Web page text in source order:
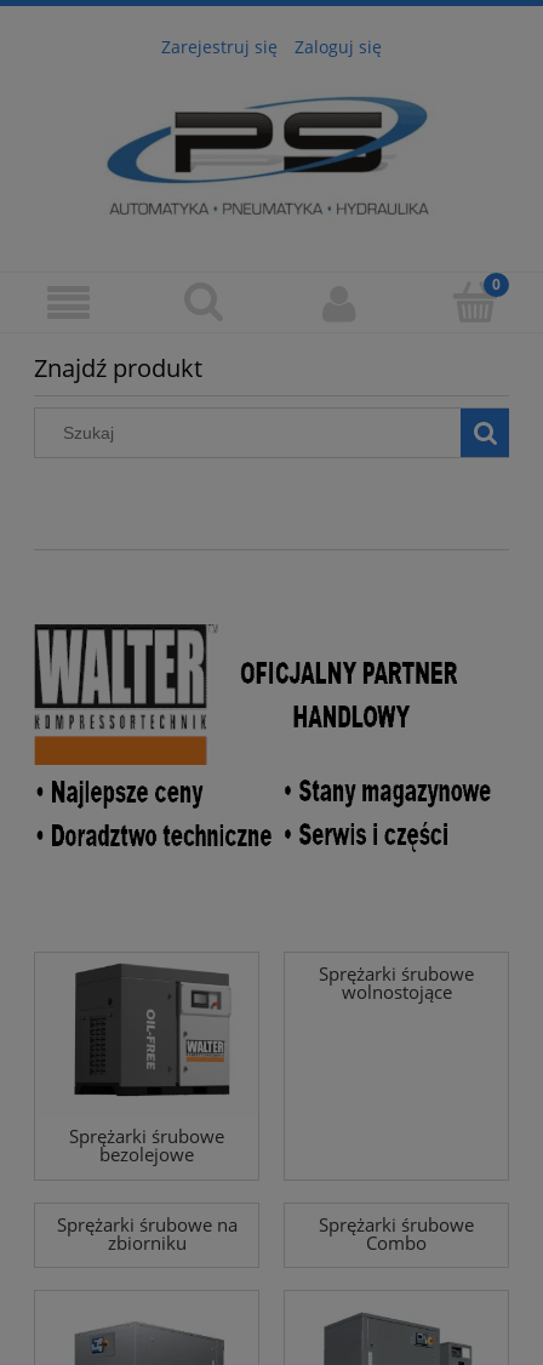
Zarejestruj się Zaloguj się
Znajdź produkt
Sprężarki śrubowe
bezolejowe
Sprężarki śrubowe
wolnostojące
Sprężarki śrubowe na
zbiorniku
Sprężarki śrubowe
Combo